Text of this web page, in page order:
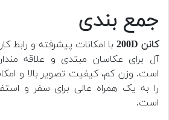
جمع بندی
کانن 200D
با امکانات پیشرفته و رابط
آل برای عکاسان مبتدی و علاقه
است. وزن کم، کیفیت تصویر بالا و
را به یک همراه عالی برای سفر و
است.